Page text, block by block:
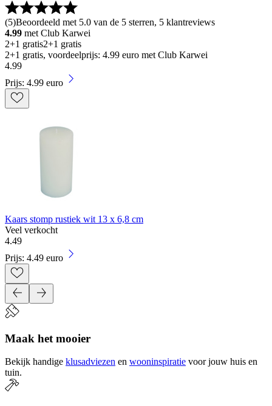
(5)Beoordeeld met 5.0 van de 5 sterren, 5 klantreviews
4.99 met Club Karwei
2+1 gratis2+1 gratis
2+1 gratis, voordeelprijs: 4.99 euro met Club Karwei
4.99
Prijs: 4.99 euro
Kaars stomp rustiek wit 13 x 6,8 cm
Veel verkocht
4.49
Prijs: 4.49 euro
Maak het mooier
Bekijk handige klusadviezen en wooninspiratie voor jouw huis en
tuin.